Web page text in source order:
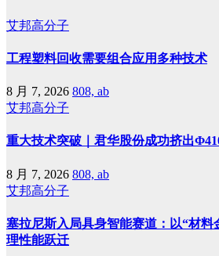
艾邦高分子
工程塑料回收需要组合应用多种技术
8 月 7, 2026 808, ab
艾邦高分子
重大技术突破｜君华股份成功挤出
8 月 7, 2026 808, ab
艾邦高分子
塞拉尼斯入局具身智能赛道：以“材料
理性能跃迁